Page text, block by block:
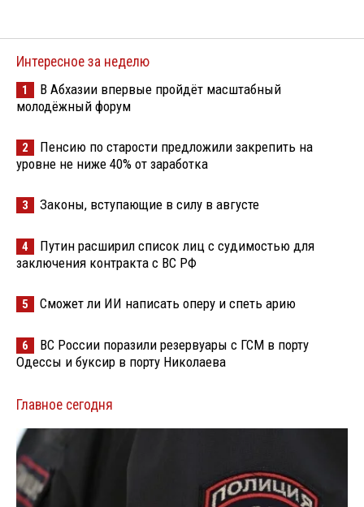
Интересное за неделю
1
В Абхазии впервые пройдёт масштабный
молодёжный форум
2
Пенсию по старости предложили закрепить на
уровне не ниже 40% от заработка
3 Законы, вступающие в силу в августе
4
Путин расширил список лиц с судимостью для
заключения контракта с ВС РФ
5 Сможет ли ИИ написать оперу и спеть арию
6
ВС России поразили резервуары с ГСМ в порту
Одессы и буксир в порту Николаева
Главное сегодня